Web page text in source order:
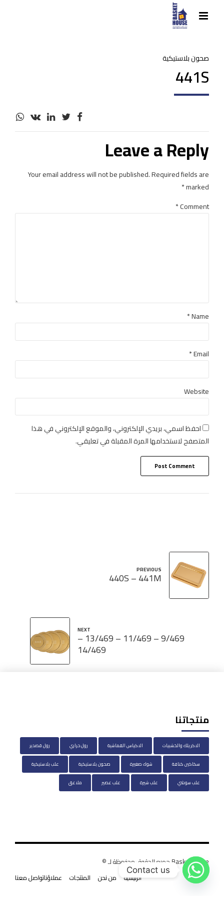
صحون بلاستيكية
441S
Leave a Reply
Your email address will not be published. Required fields are
marked *
Comment
*
Name *
Email *
Website
احفظ اسمي، بريدي الإلكتروني، والموقع الإلكتروني في هذا
المتصفح لاستخدامها المرة المقبلة في تعليقي.
Post Comment
PREVIOUS
440S – 441M
NEXT
9/469 – 11/469 – 13/469 –
14/469
منتجاتنا
الاكريلك والخشبيات الاكياس القماشية رول حراري رول قصدير
سكاكين كنافة شوك صغيرة صحون بلاستيكية علب بلاستيكية
علب سوشي علب شيرة علب عصير ملاعق
BasketHouse جميع الحقوق محفوظة لـ ©
الرئيسية
من نحن المنتجات عملاؤناتواصل معنا
Contact us